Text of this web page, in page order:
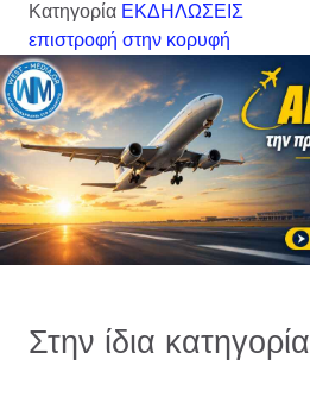
Κατηγορία ΕΚΔΗΛΩΣΕΙΣ
επιστροφή στην κορυφή
Στην ίδια κατηγορία